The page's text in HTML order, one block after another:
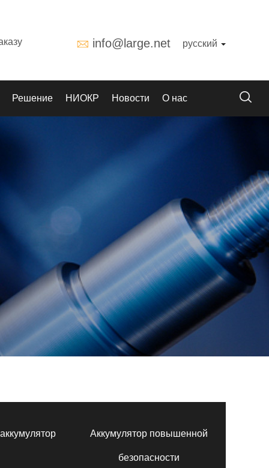
info@large.net русский
Решение НИОКР Новости О нас
Аккумулятор повышенной
безопасности